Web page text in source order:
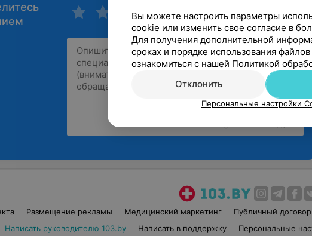
Размещение рекламы Медицинский маркетинг Публичный договор
Написать руководителю 103.by
Написать в поддержку Персональные
Вы можете настроить параметры
cookie или изменить свое согласие в
Для получения дополнительной
сроках и порядке использования
ознакомиться с нашей Политикой
Отклонить
Персональные настройки